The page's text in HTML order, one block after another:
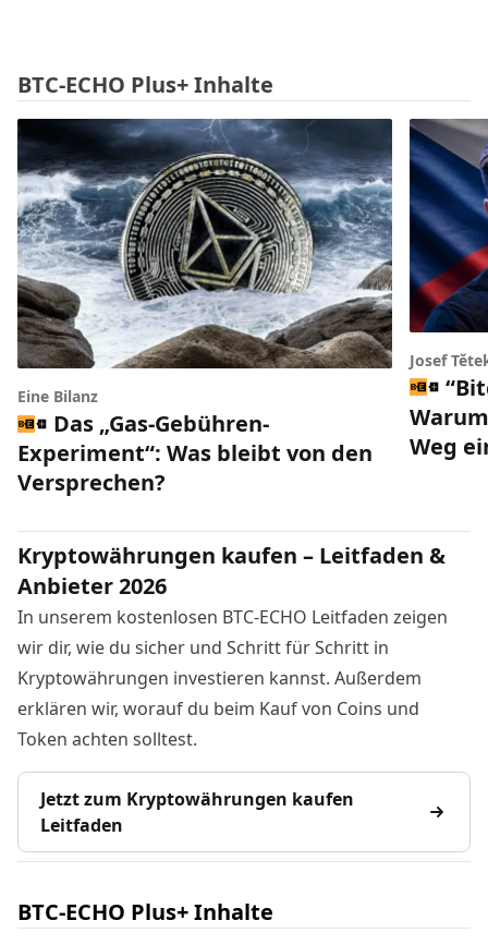
BTC-ECHO Plus+ Inhalte
Eine Bilanz
Das „Gas-Gebühren-
Experiment“: Was bleibt von den
Versprechen?
Josef
Weg
Kryptowährungen kaufen – Leitfaden &
Anbieter 2026
In unserem kostenlosen BTC-ECHO Leitfaden zeigen
wir dir, wie du sicher und Schritt für Schritt in
Kryptowährungen investieren kannst. Außerdem
erklären wir, worauf du beim Kauf von Coins und
Token achten solltest.
Jetzt zum Kryptowährungen kaufen
Leitfaden
BTC-ECHO Plus+ Inhalte